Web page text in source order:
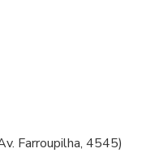
Farroupilha, 4545)